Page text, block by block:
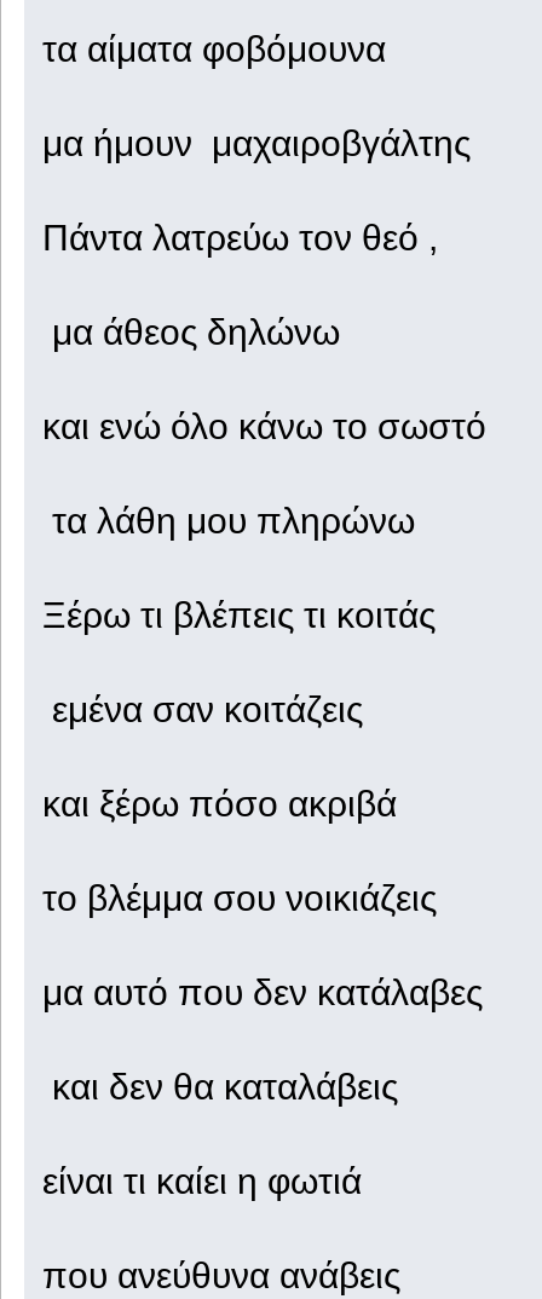
τα αίματα φοβόμουνα
μα ήμουν μαχαιροβγάλτης
Πάντα λατρεύω τον θεό ,
μα άθεος δηλώνω
και ενώ όλο κάνω το σωστό
τα λάθη μου πληρώνω
Ξέρω τι βλέπεις τι κοιτάς
εμένα σαν κοιτάζεις
και ξέρω πόσο ακριβά
το βλέμμα σου νοικιάζεις
μα αυτό που δεν κατάλαβες
και δεν θα καταλάβεις
είναι τι καίει η φωτιά
που ανεύθυνα ανάβεις